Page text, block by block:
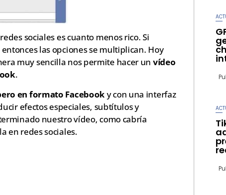
sociales es cuanto menos rico. Si
las opciones se multiplican. Hoy
muy sencilla nos permite hacer un vídeo
.
en formato Facebooky con una interfaz
efectos especiales, subtítulos y
nuestro vídeo, como cabría
en redes sociales.